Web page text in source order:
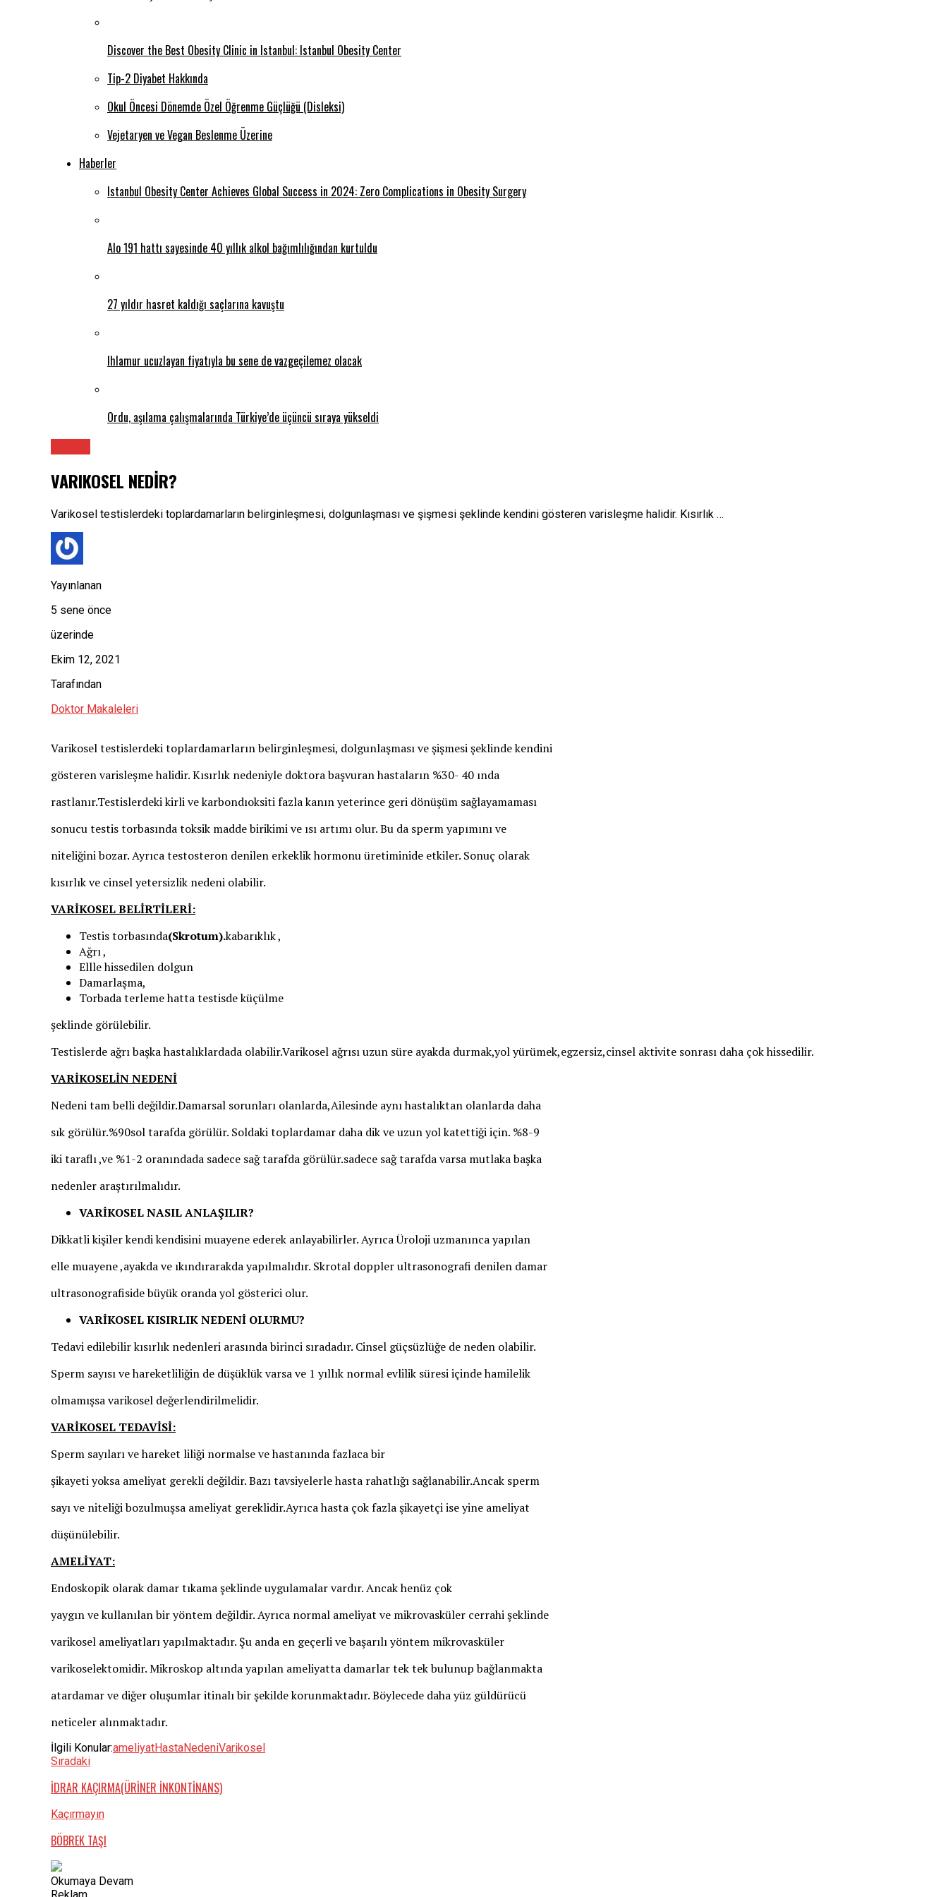
Discover the Best Obesity Clinic in Istanbul: Istanbul Obesity Center
Tip-2 Diyabet Hakkında
Okul Öncesi Dönemde Özel Öğrenme Güçlüğü (Disleksi)
Vejetaryen ve Vegan Beslenme Üzerine
Haberler
Istanbul Obesity Center Achieves Global Success in 2024: Zero Complications in Obesity Surgery
Alo 191 hattı sayesinde 40 yıllık alkol bağımlılığından kurtuldu
27 yıldır hasret kaldığı saçlarına kavuştu
Ihlamur ucuzlayan fiyatıyla bu sene de vazgeçilemez olacak
Ordu, aşılama çalışmalarında Türkiye’de üçüncü sıraya yükseldi
VARIKOSEL NEDİR?
Varikosel testislerdeki toplardamarların belirginleşmesi, dolgunlaşması ve şişmesi şeklinde kendini gösteren varisleşme halidir. Kısırlık …
Yayınlanan
5 sene önce
üzerinde
Ekim 12, 2021
Tarafından
Doktor Makaleleri
Varikosel testislerdeki toplardamarların belirginleşmesi, dolgunlaşması ve şişmesi şeklinde kendini
gösteren varisleşme halidir. Kısırlık nedeniyle doktora başvuran hastaların %30- 40 ında
rastlanır.Testislerdeki kirli ve karbondıoksiti fazla kanın yeterince geri dönüşüm sağlayamaması
sonucu testis torbasında toksik madde birikimi ve ısı artımı olur. Bu da sperm yapımını ve
niteliğini bozar. Ayrıca testosteron denilen erkeklik hormonu üretiminide etkiler. Sonuç olarak
kısırlık ve cinsel yetersizlik nedeni olabilir.
VARİKOSEL BELİRTİLERİ:
Testis torbasında(Skrotum).kabarıklık ,
Ağrı ,
Ellle hissedilen dolgun
Damarlaşma,
Torbada terleme hatta testisde küçülme
şeklinde görülebilir.
Testislerde ağrı başka hastalıklardada olabilir.Varikosel ağrısı uzun süre ayakda durmak,yol yürümek,egzersiz,cinsel aktivite sonrası daha çok hissedilir.
VARİKOSELİN NEDENİ
Nedeni tam belli değildir.Damarsal sorunları olanlarda,Ailesinde aynı hastalıktan olanlarda daha
sık görülür.%90sol tarafda görülür. Soldaki toplardamar daha dik ve uzun yol katettiği için. %8-9
iki taraflı ,ve %1-2 oranındada sadece sağ tarafda görülür.sadece sağ tarafda varsa mutlaka başka
nedenler araştırılmalıdır.
VARİKOSEL NASIL ANLAŞILIR?
Dikkatli kişiler kendi kendisini muayene ederek anlayabilirler. Ayrıca Üroloji uzmanınca yapılan
elle muayene ,ayakda ve ıkındırarakda yapılmalıdır. Skrotal doppler ultrasonografi denilen damar
ultrasonografiside büyük oranda yol gösterici olur.
VARİKOSEL KISIRLIK NEDENİ OLURMU?
Tedavi edilebilir kısırlık nedenleri arasında birinci sıradadır. Cinsel güçsüzlüğe de neden olabilir.
Sperm sayısı ve hareketliliğin de düşüklük varsa ve 1 yıllık normal evlilik süresi içinde hamilelik
olmamışsa varikosel değerlendirilmelidir.
VARİKOSEL TEDAVİSİ:
Sperm sayıları ve hareket liliği normalse ve hastanında fazlaca bir
şikayeti yoksa ameliyat gerekli değildir. Bazı tavsiyelerle hasta rahatlığı sağlanabilir.Ancak sperm
sayı ve niteliği bozulmuşsa ameliyat gereklidir.Ayrıca hasta çok fazla şikayetçi ise yine ameliyat
düşünülebilir.
AMELİYAT:
Endoskopik olarak damar tıkama şeklinde uygulamalar vardır. Ancak henüz çok
yaygın ve kullanılan bir yöntem değildir. Ayrıca normal ameliyat ve mikrovasküler cerrahi şeklinde
varikosel ameliyatları yapılmaktadır. Şu anda en geçerli ve başarılı yöntem mikrovasküler
varikoselektomidir. Mikroskop altında yapılan ameliyatta damarlar tek tek bulunup bağlanmakta
atardamar ve diğer oluşumlar itinalı bir şekilde korunmaktadır. Böylecede daha yüz güldürücü
neticeler alınmaktadır.
İlgili Konular:ameliyatHastaNedeniVarikosel
Sıradaki
İDRAR KAÇIRMA(ÜRİNER İNKONTİNANS)
Kaçırmayın
BÖBREK TAŞI
Okumaya Devam